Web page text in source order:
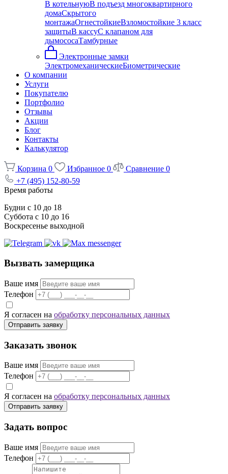
В котельнуюВ подъезд многоквартирного
домаСкрытого
монтажаОгнестойкиеВзломостойкие 3 класс
защитыВ кассуС клапаном для
дымососаТамбурные
Электронные замки
ЭлектромеханическиеБиометрические
О компании
Услуги
Покупателю
Портфолио
Отзывы
Акции
Блог
Контакты
Калькулятор
Корзина 0 Избранное 0 Сравнение 0
+7 (495) 152-80-59
Время работы
Будни с 10 до 18
Суббота с 10 до 16
Воскресенье выходной
Вызвать замерщика
Ваше имя
Телефон
Я согласен на обработку персональных данных
Отправить заявку
Заказать звонок
Ваше имя
Телефон
Я согласен на обработку персональных данных
Отправить заявку
Задать вопрос
Ваше имя
Телефон